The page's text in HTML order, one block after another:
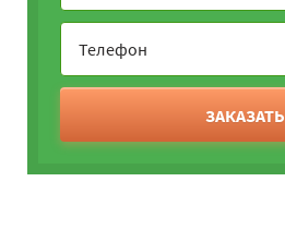
ЗАКАЗАТЬ